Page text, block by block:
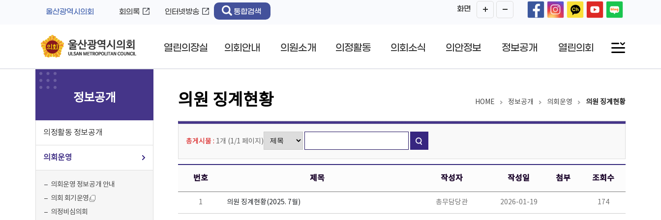
울산광역시의회 회의록 인터넷방송 통합검색 화면
열린의장실 의회안내 의원소개 의정활동 의회소식 의안정보 정보공개 열린의회
정보공개
의정활동 정보공개
의회운영
의회운영 정보공개 안내
의회 회기운영
의정비심의회
HOME 정보공개 의회운영 의원 징계현황
의원 징계현황
총게시물 : 1개 (1/1 페이지 )
번호 제목 작성자 작성일 첨부 조회수
1 의원 징계현황(2025. 7월) 총무담당관 2026-01-19 174